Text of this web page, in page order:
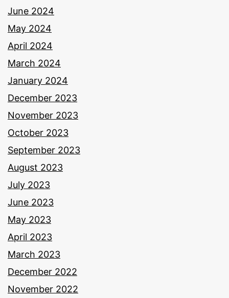
June 2024
May 2024
April 2024
March 2024
January 2024
December 2023
November 2023
October 2023
September 2023
August 2023
July 2023
June 2023
May 2023
April 2023
March 2023
December 2022
November 2022